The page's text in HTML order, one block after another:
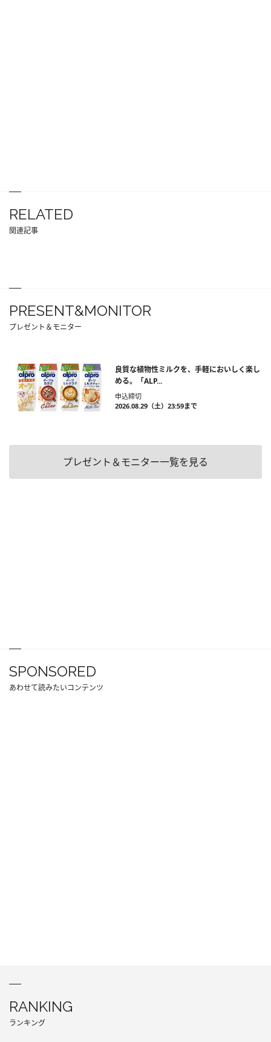
RELATED
関連記事
PRESENT&MONITOR
プレゼント＆モニター
良質な植物性ミルクを、手軽においしく楽し
める。「ALP...
申込締切
2026.08.29（土）23:59まで
プレゼント＆モニター一覧を見る
SPONSORED
あわせて読みたいコンテンツ
RANKING
ランキング